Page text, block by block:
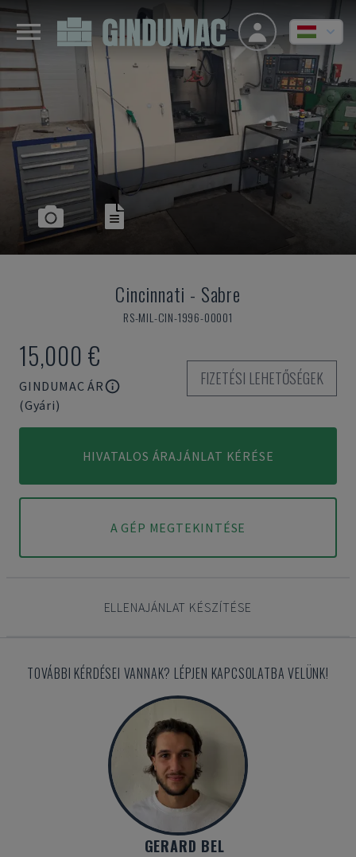
Cincinnati - Sabre
RS-MIL-CIN-1996-00001
15,000 €
GINDUMAC ÁR
(Gyári)
FIZETÉSI LEHETŐSÉGEK
HIVATALOS ÁRAJÁNLAT KÉRÉSE
A GÉP MEGTEKINTÉSE
ELLENAJÁNLAT KÉSZÍTÉSE
TOVÁBBI KÉRDÉSEI VANNAK? LÉPJEN KAPCSOLATBA VELÜNK!
GERARD BEL